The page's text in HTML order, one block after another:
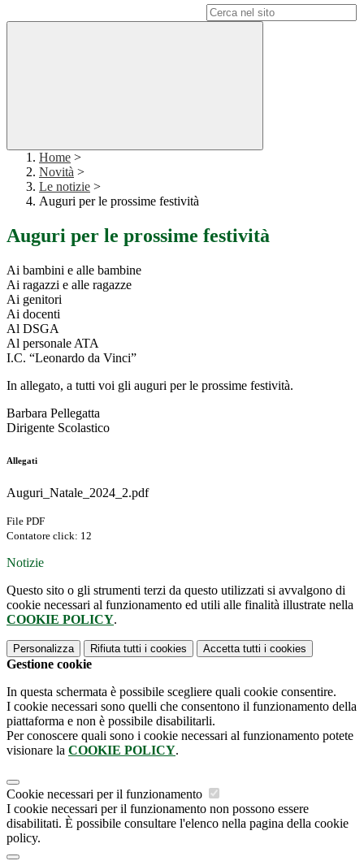
Home >
Novità >
Le notizie >
Auguri per le prossime festività
Auguri per le prossime festività
Ai bambini e alle bambine
Ai ragazzi e alle ragazze
Ai genitori
Ai docenti
Al DSGA
Al personale ATA
I.C. “Leonardo da Vinci”
In allegato, a tutti voi gli auguri per le prossime festività.
Barbara Pellegatta
Dirigente Scolastico
Allegati
Auguri_Natale_2024_2.pdf
File PDF
Contatore click: 12
Notizie
Questo sito o gli strumenti terzi da questo utilizzati si avvalgono di
cookie necessari al funzionamento ed utili alle finalità illustrate nella
COOKIE POLICY.
Personalizza Rifiuta tutti i cookies Accetta tutti i cookies
Gestione cookie
In questa schermata è possibile scegliere quali cookie consentire.
I cookie necessari sono quelli che consentono il funzionamento della
piattaforma e non è possibile disabilitarli.
Per conoscere quali sono i cookie necessari al funzionamento potete
visionare la COOKIE POLICY.
Cookie necessari per il funzionamento
I cookie necessari per il funzionamento non possono essere
disabilitati. È possibile consultare l'elenco nella pagina della cookie
policy.